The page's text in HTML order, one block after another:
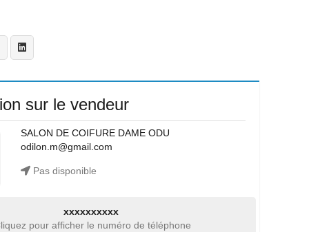
sur le vendeur
SALON DE COIFURE DAME ODU
odilon.m@gmail.com
Pas disponible
xxxxxxxxxx
pour afficher le numéro de téléphone